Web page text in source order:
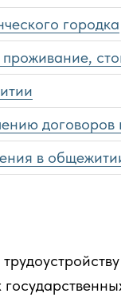
городка
договоров
в